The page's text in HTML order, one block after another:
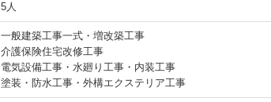
5人
一般建築工事一式・増改築工事
介護保険住宅改修工事
電気設備工事・水廻り工事・内装工事
塗装・防水工事・外構エクステリア工事